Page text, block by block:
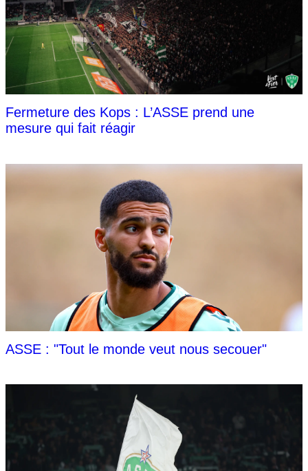
Fermeture des Kops : L’ASSE prend une
mesure qui fait réagir
ASSE : "Tout le monde veut nous secouer"